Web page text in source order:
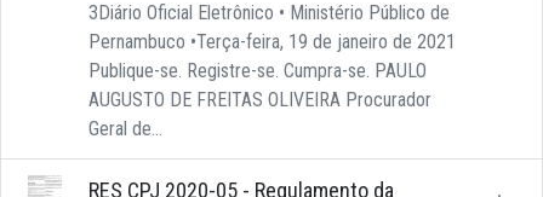
3Diário Oficial Eletrônico • Ministério Público de
Pernambuco •Terça-feira, 19 de janeiro de 2021
Publique-se. Registre-se. Cumpra-se. PAULO
AUGUSTO DE FREITAS OLIVEIRA Procurador
Geral de...
RES CPJ 2020-05 - Regulamento da